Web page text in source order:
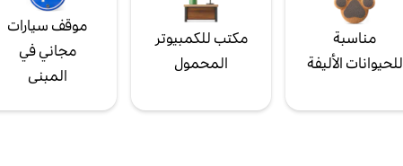
مناسبة
للحيوانات الأليفة
مكتب للكمبيوتر
المحمول
موقف سيارات
مجاني في
المبنى